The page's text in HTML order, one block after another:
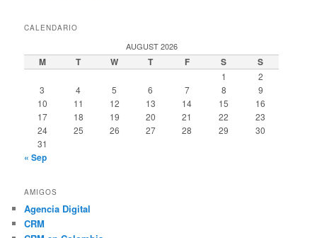
CALENDARIO
AUGUST 2026
M T W T F S S
1
2
3
4 5 6 7 8
9
10
11 12 13 14 15
16
17
18 19 20 21 22
23
24
25 26 27 28 29
30
31
« Sep
AMIGOS
Agencia Digital
CRM